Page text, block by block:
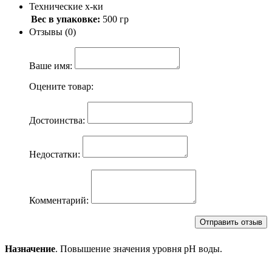
Технические х-ки
Вес в упаковке: 500 гр
Отзывы (0)
Ваше имя:
Оцените товар:
Достоинства:
Недостатки:
Комментарий:
Назначение. Повышение значения уровня рН воды.